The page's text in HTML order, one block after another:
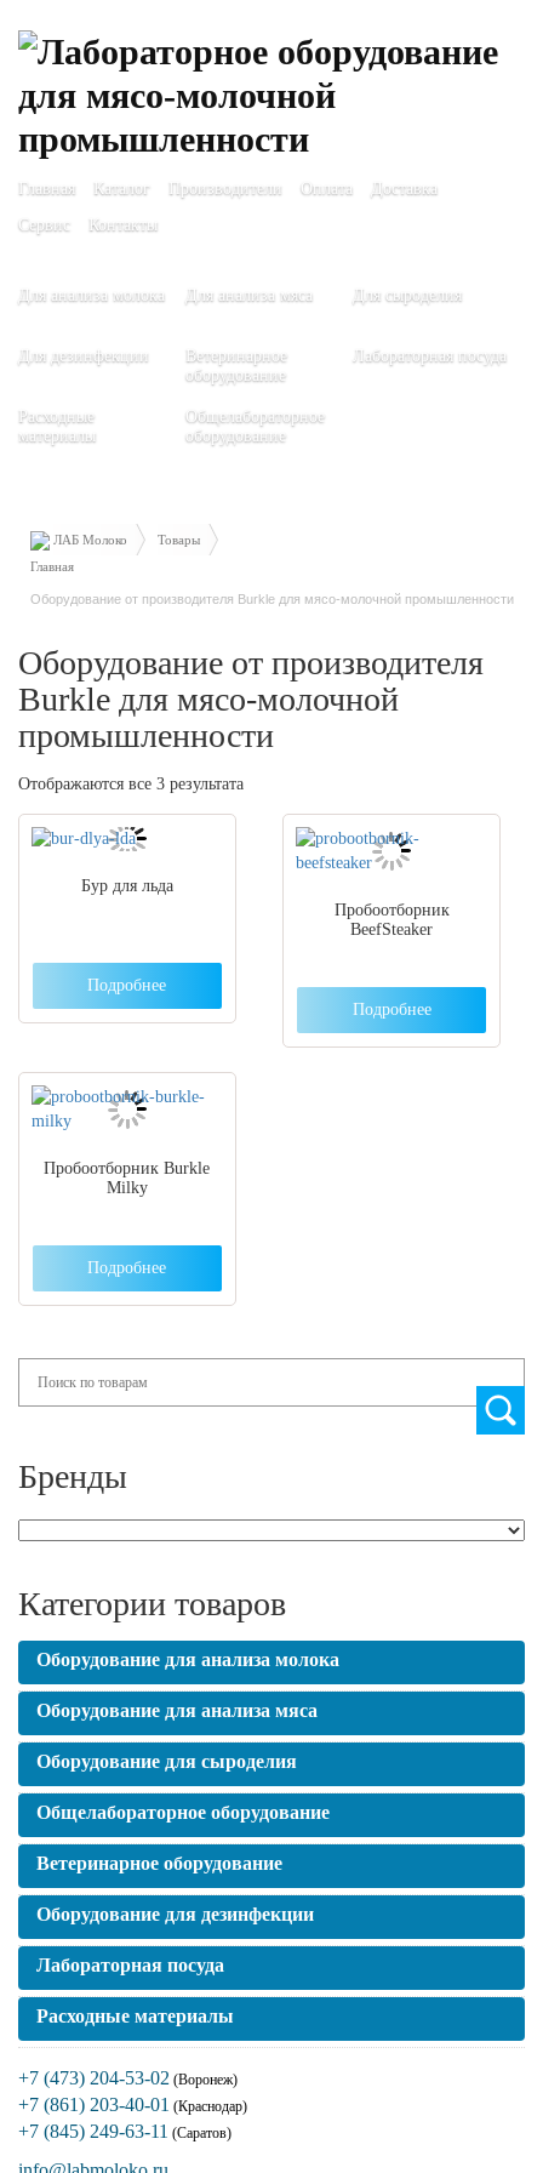
Главная Каталог Производители Оплата
Доставка
Сервис
Контакты
Для анализа молока Для анализа мяса Для сыроделия
Для дезинфекции
Ветеринарное
оборудование
Лабораторная посуда
Расходные
материалы
Общелабораторное
оборудование
ЛАБ Молоко Товары
Оборудование от производителя Burkle для мясо-молочной промышленности
Оборудование от производителя
Burkle для мясо-молочной
промышленности
Отображаются все 3 результата
Бур для льда
Подробнее
Пробоотборник
BeefSteaker
Подробнее
Пробоотборник Burkle
Milky
Подробнее
Бренды
Категории товаров
Оборудование для анализа молока
Оборудование для анализа мяса
Оборудование для сыроделия
Общелабораторное оборудование
Ветеринарное оборудование
Оборудование для дезинфекции
Лабораторная посуда
Расходные материалы
+7 (473) 204-53-02 (Воронеж)
+7 (861) 203-40-01 (Краснодар)
+7 (845) 249-63-11 (Саратов)